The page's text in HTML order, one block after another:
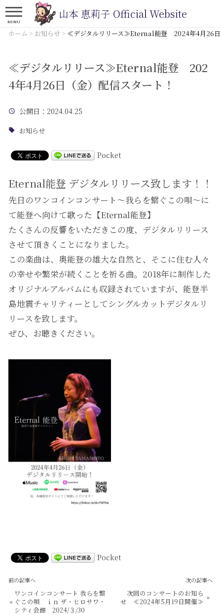
山本 恵莉子 Official Website
MENU
ホーム > お知らせ> ≪デジタルリリース≫Eternal能登 2024年4月26日
≪デジタルリリース≫Eternal能登 202
4年4月26日（金）配信スタート！
公開日 ：2024.04.25
お知らせ
Pocket
Eternal能登 デジタルリリース致します！！
先日のワンコインコンサート～我らを繋ぐこの唄～に
て能登へ向けて歌った【Eternal能登】
たくさんの反響をいただきこの度、デジタルリリース
させて頂きくことになりました。
この楽曲は、奥能登の雄大な自然と、そこに住む人々
の幸せや繁栄が続くことを祈る曲。2018年に制作した
オリジナルアルバムにも収録されていますが、能登半
島地震チャリティーとしてシングルカットデジタルリ
リースを致します。
ぜひ、お聴きください。
Pocket
前の記事へ
«
ワンコインコンサート 我らを繋
ぐこの唄 ｉｎ ザ・ヒロサワ・
シティ会館 2024/３/30
次の記事へ
次回のコンサートのお知ら
せ ≪2024年5月19日開催≫ »